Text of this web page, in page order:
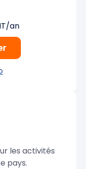
an
les activités
pays.